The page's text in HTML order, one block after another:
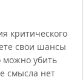
критического
свои шансы
можно убить
смысла нет